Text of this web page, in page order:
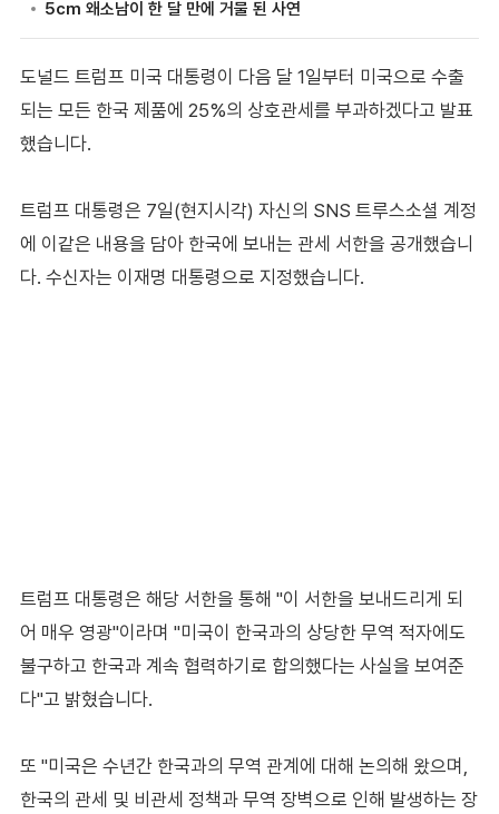
도널드 트럼프 미국 대통령이 다음 달 1일부터 미국으로 수출
되는 모든 한국 제품에 25%의 상호관세를 부과하겠다고 발표
했습니다.
트럼프 대통령은 7일(현지시각) 자신의 SNS 트루스소셜 계정
에 이같은 내용을 담아 한국에 보내는 관세 서한을 공개했습니
다. 수신자는 이재명 대통령으로 지정했습니다.
트럼프 대통령은 해당 서한을 통해 "이 서한을 보내드리게 되
어 매우 영광"이라며 "미국이 한국과의 상당한 무역 적자에도
불구하고 한국과 계속 협력하기로 합의했다는 사실을 보여준
다"고 밝혔습니다.
또 "미국은 수년간 한국과의 무역 관계에 대해 논의해 왔으며,
한국의 관세 및 비관세 정책과 무역 장벽으로 인해 발생하는 장